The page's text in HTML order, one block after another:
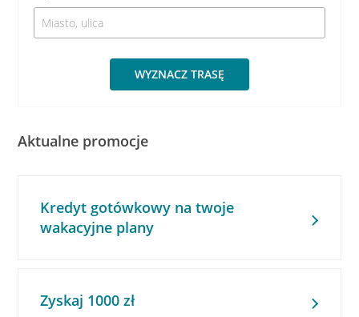
WYZNACZ TRASĘ
Aktualne promocje
Kredyt gotówkowy na twoje
wakacyjne plany
Zyskaj 1000 zł